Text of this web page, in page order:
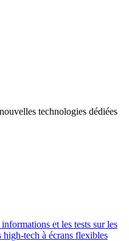
technologies dédiées
et les tests sur les
high-tech à écrans flexibles